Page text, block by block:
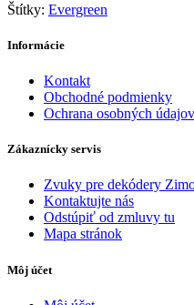
Štítky: Evergreen
Informácie
Kontakt
Obchodné podmienky
Ochrana osobných údajov
Zákaznícky servis
Zvuky pre dekódery
Kontaktujte nás
Odstúpiť od zmluvy tu
Mapa stránok
Môj účet